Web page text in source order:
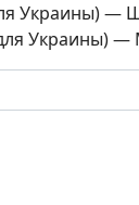
Украины) —
Украины)